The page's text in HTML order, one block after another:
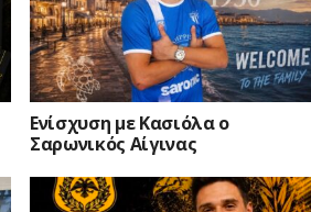
Ενίσχυση με Κασιόλα ο
Σαρωνικός Αίγινας